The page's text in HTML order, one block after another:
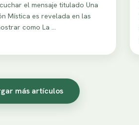
el mensaje titulado Una
Mística es revelada en las
como La …
más artículos